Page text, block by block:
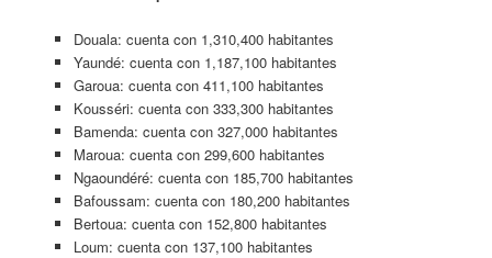
Douala: cuenta con 1,310,400 habitantes
Yaundé: cuenta con 1,187,100 habitantes
Garoua: cuenta con 411,100 habitantes
Kousséri: cuenta con 333,300 habitantes
Bamenda: cuenta con 327,000 habitantes
Maroua: cuenta con 299,600 habitantes
Ngaoundéré: cuenta con 185,700 habitantes
Bafoussam: cuenta con 180,200 habitantes
Bertoua: cuenta con 152,800 habitantes
Loum: cuenta con 137,100 habitantes